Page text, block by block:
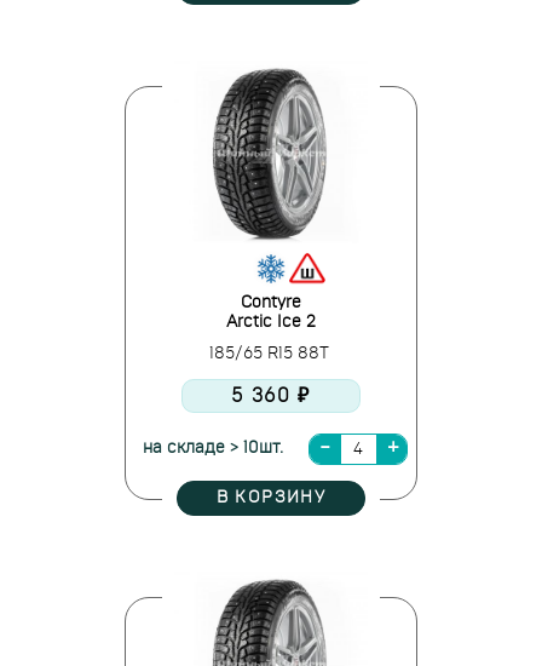
Contyre
Arctic Ice 2
185/65 R15 88T
5 360 ₽
на складе > 10шт.
В КОРЗИНУ